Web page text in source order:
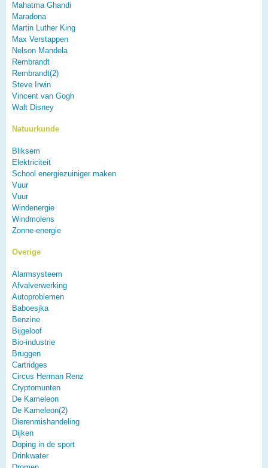
Mahatma Ghandi
Maradona
Martin Luther King
Max Verstappen
Nelson Mandela
Rembrandt
Rembrandt(2)
Steve Irwin
Vincent van Gogh
Walt Disney
Natuurkunde
Bliksem
Elektriciteit
School energiezuiniger maken
Vuur
Vuur
Windenergie
Windmolens
Zonne-energie
Overige
Alarmsysteem
Afvalverwerking
Autoproblemen
Baboesjka
Benzine
Bijgeloof
Bio-industrie
Bruggen
Cartridges
Circus Herman Renz
Cryptomunten
De Kameleon
De Kameleon(2)
Dierenmishandeling
Dijken
Doping in de sport
Drinkwater